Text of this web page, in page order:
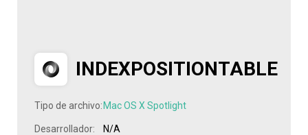
INDEXPOSITIONTABLE
Tipo de archivo: Mac OS X Spotlight
Desarrollador: N/A